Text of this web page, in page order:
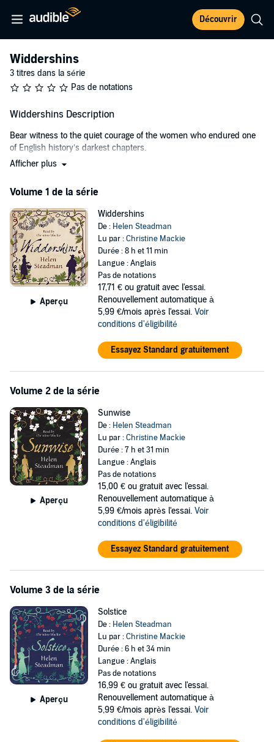
Découvrir
Widdershins
3 titres dans la série
Pas de notations
Widdershins Description
Bear witness to the quiet courage of the women who endured one
of English history’s darkest chapters.
Step into the shadowy world of seventeenth-century England with
the 1650 Newcastle witch trials.
Jane Chandler is a natural healer whose knowledge of herbal
remedies leaves her vulnerable to accusations of witchcraft in a
society consumed by superstition.
In pursuit of her is John Sharpe, a witchfinder whose relentless
crusade against witches is forged by religious zealotry.
In this compelling work of historical witch fiction, Widdershins
blends meticulous research with evocative storytelling that
immerses listeners in a turbulent and fear-stricken past.
Afficher plus
Volume 1 de la série
Aperçu
Widdershins
De : Helen Steadman
Lu par :Christine Mackie
Durée : 8 h et 11 min
Langue : Anglais
Pas de notations
17,71 € ou gratuit avec l'essai.
Renouvellement automatique à
5,99 €/mois après l'essai. Voir
conditions d'éligibilité
Essayez Standard gratuitement
Volume 2 de la série
Aperçu
Sunwise
De : Helen Steadman
Lu par :Christine Mackie
Durée : 7 h et 31 min
Langue : Anglais
Pas de notations
15,00 € ou gratuit avec l'essai.
Renouvellement automatique à
5,99 €/mois après l'essai. Voir
conditions d'éligibilité
Essayez Standard gratuitement
Volume 3 de la série
Aperçu
Solstice
De : Helen Steadman
Lu par :Christine Mackie
Durée : 6 h et 34 min
Langue : Anglais
Pas de notations
16,99 € ou gratuit avec l'essai.
Renouvellement automatique à
5,99 €/mois après l'essai. Voir
conditions d'éligibilité